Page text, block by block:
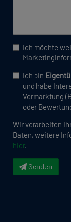
Ich möchte
Ich bin
und habe
Vermarktung
oder
Wir verarbeiten
Daten, weitere
hier.
Senden